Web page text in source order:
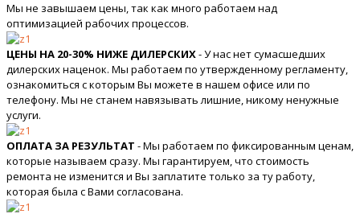
Мы не завышаем цены, так как много работаем над
оптимизацией рабочих процессов.
ЦЕНЫ НА 20-30% НИЖЕ ДИЛЕРСКИХ- У нас нет сумасшедших
дилерских наценок. Мы работаем по утвержденному регламенту,
ознакомиться с которым Вы можете в нашем офисе или по
телефону. Мы не станем навязывать лишние, никому ненужные
услуги.
ОПЛАТА ЗА РЕЗУЛЬТАТ - Мы работаем по фиксированным ценам,
которые называем сразу. Мы гарантируем, что стоимость
ремонта не изменится и Вы заплатите только за ту работу,
которая была с Вами согласована.